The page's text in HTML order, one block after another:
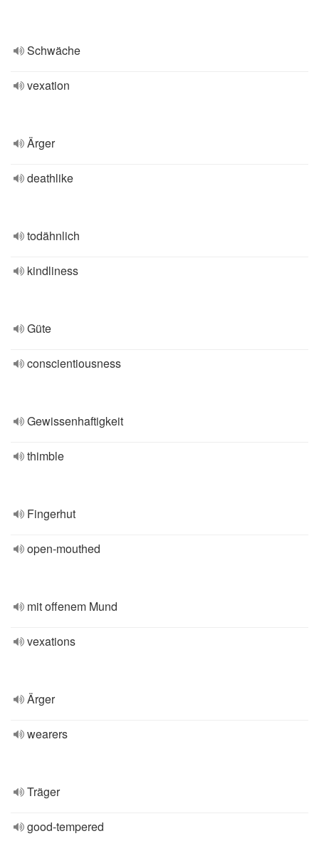
Schwäche
vexation
Ärger
deathlike
todähnlich
kindliness
Güte
conscientiousness
Gewissenhaftigkeit
thimble
Fingerhut
open-mouthed
mit offenem Mund
vexations
Ärger
wearers
Träger
good-tempered